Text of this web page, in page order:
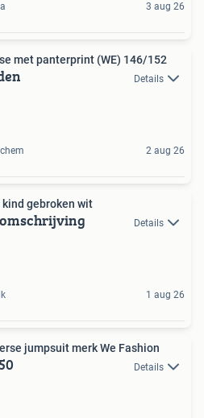
3 aug 26
met panterprint (WE) 146/152
Details
2 aug 26
gebroken wit
Details
1 aug 26
jumpsuit merk We Fashion
Details